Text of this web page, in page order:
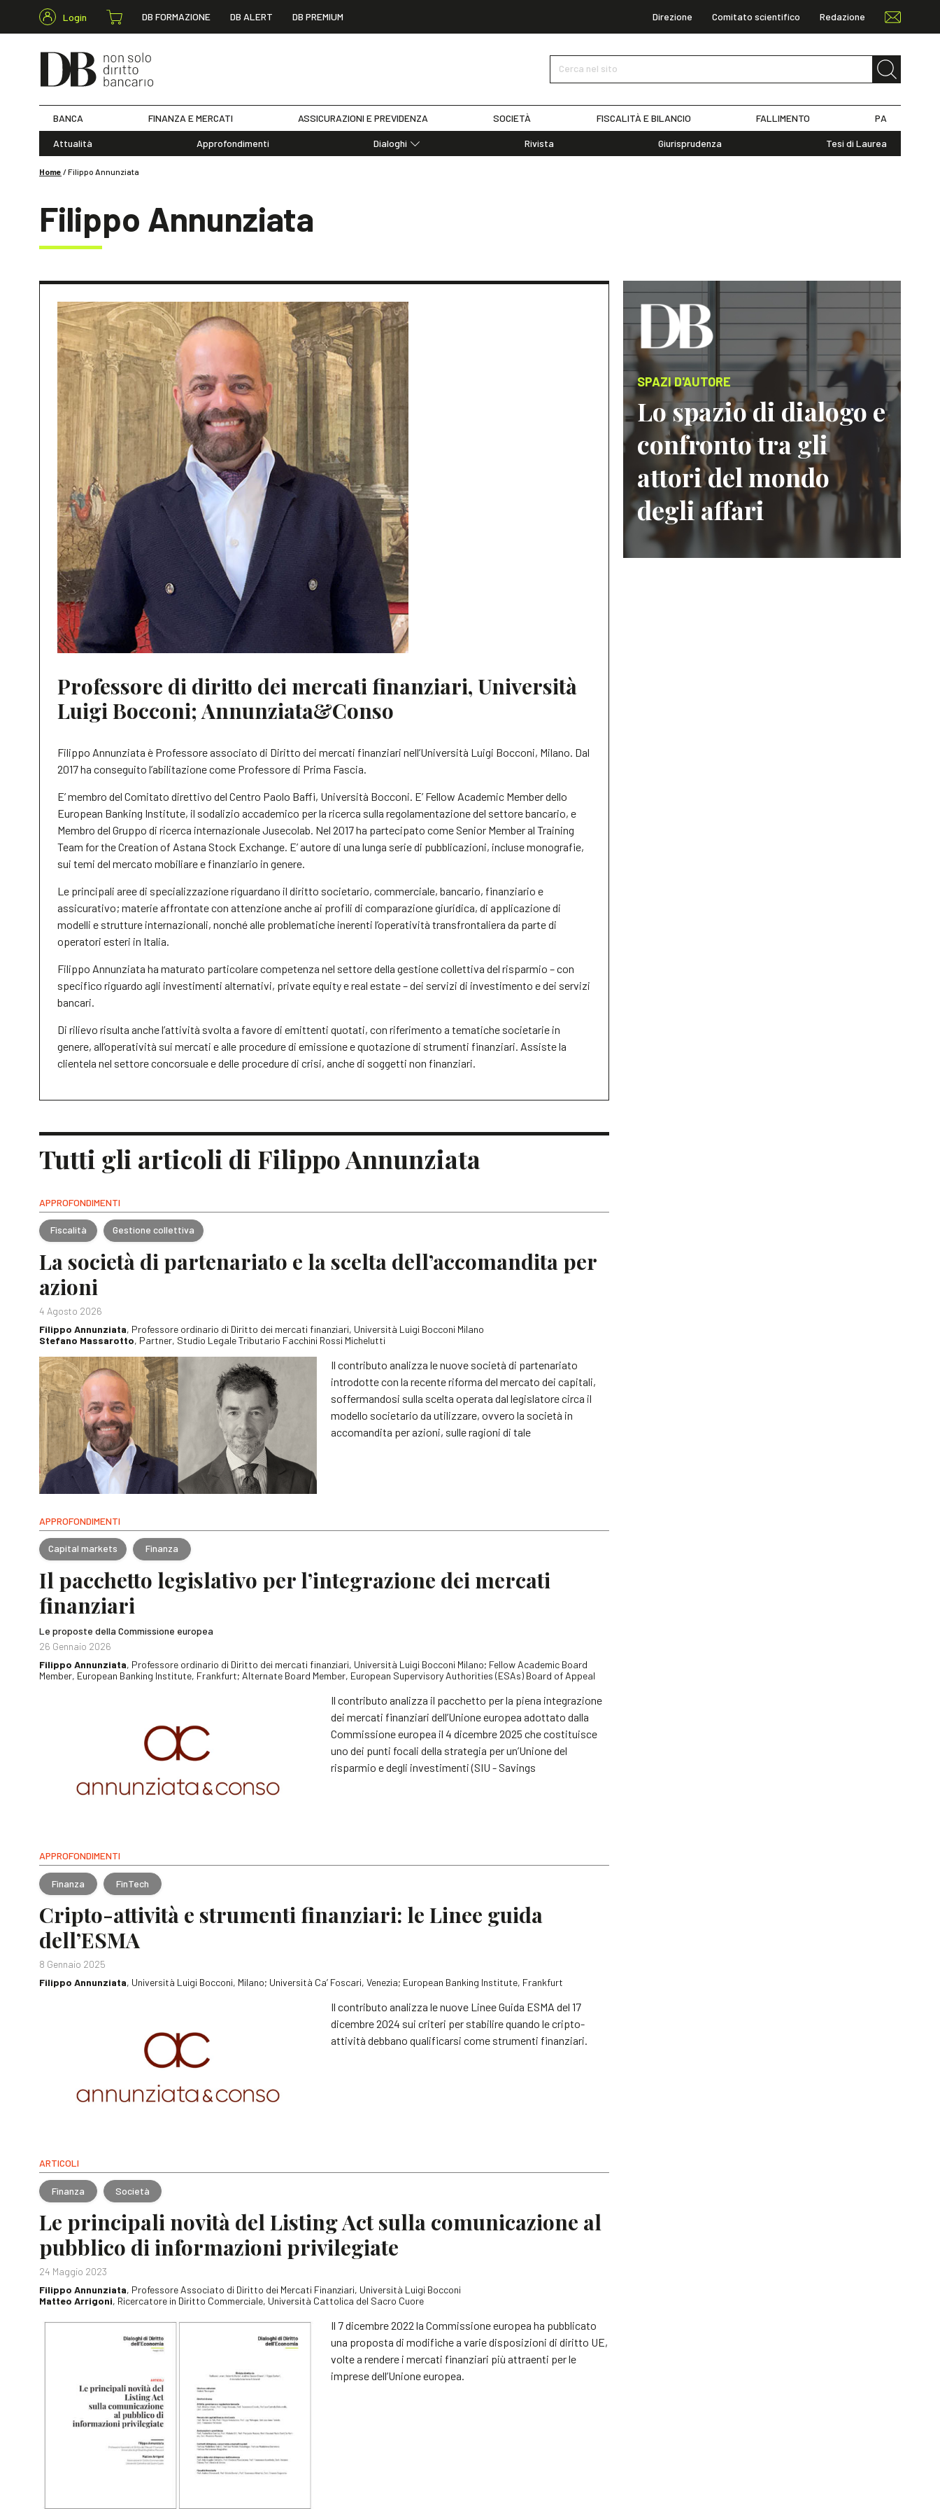
Login DB FORMAZIONE DB ALERT DB PREMIUM Direzione Comitato scientifico Redazione
Cerca nel sito
BANCA FINANZA E MERCATI ASSICURAZIONI E PREVIDENZA SOCIETÀ FISCALITÀ E BILANCIO FALLIMENTO PA
Attualità Approfondimenti
Dialoghi
Rivista Giurisprudenza Tesi di Laurea
Home /Filippo Annunziata
Filippo Annunziata
Professore di diritto dei mercati finanziari, Università
Luigi Bocconi; Annunziata&Conso
Filippo Annunziata è Professore associato di Diritto dei mercati finanziari nell’Università Luigi Bocconi, Milano. Dal
2017 ha conseguito l’abilitazione come Professore di Prima Fascia.
E’ membro del Comitato direttivo del Centro Paolo Baffi, Università Bocconi. E’ Fellow Academic Member dello
European Banking Institute, il sodalizio accademico per la ricerca sulla regolamentazione del settore bancario, e
Membro del Gruppo di ricerca internazionale Jusecolab. Nel 2017 ha partecipato come Senior Member al Training
Team for the Creation of Astana Stock Exchange. E’ autore di una lunga serie di pubblicazioni, incluse monografie,
sui temi del mercato mobiliare e finanziario in genere.
Le principali aree di specializzazione riguardano il diritto societario, commerciale, bancario, finanziario e
assicurativo; materie affrontate con attenzione anche ai profili di comparazione giuridica, di applicazione di
modelli e strutture internazionali, nonché alle problematiche inerenti l’operatività transfrontaliera da parte di
operatori esteri in Italia.
Filippo Annunziata ha maturato particolare competenza nel settore della gestione collettiva del risparmio – con
specifico riguardo agli investimenti alternativi, private equity e real estate – dei servizi di investimento e dei servizi
bancari.
Di rilievo risulta anche l’attività svolta a favore di emittenti quotati, con riferimento a tematiche societarie in
genere, all’operatività sui mercati e alle procedure di emissione e quotazione di strumenti finanziari. Assiste la
clientela nel settore concorsuale e delle procedure di crisi, anche di soggetti non finanziari.
Tutti gli articoli di Filippo Annunziata
APPROFONDIMENTI
Fiscalità Gestione collettiva
La società di partenariato e la scelta dell’accomandita per
azioni
4 Agosto 2026
Filippo Annunziata, Professore ordinario di Diritto dei mercati finanziari, Università Luigi Bocconi Milano
Stefano Massarotto, Partner, Studio Legale Tributario Facchini Rossi Michelutti
Il contributo analizza le nuove società di partenariato
introdotte con la recente riforma del mercato dei capitali,
soffermandosi sulla scelta operata dal legislatore circa il
modello societario da utilizzare, ovvero la società in
accomandita per azioni, sulle ragioni di tale
APPROFONDIMENTI
Capital markets Finanza
Il pacchetto legislativo per l’integrazione dei mercati
finanziari
Le proposte della Commissione europea
26 Gennaio 2026
Filippo Annunziata, Professore ordinario di Diritto dei mercati finanziari, Università Luigi Bocconi Milano; Fellow Academic Board
Member, European Banking Institute, Frankfurt; Alternate Board Member, European Supervisory Authorities (ESAs) Board of Appeal
Il contributo analizza il pacchetto per la piena integrazione
dei mercati finanziari dell’Unione europea adottato dalla
Commissione europea il 4 dicembre 2025 che costituisce
uno dei punti focali della strategia per un’Unione del
risparmio e degli investimenti (SIU - Savings
APPROFONDIMENTI
Finanza FinTech
Cripto-attività e strumenti finanziari: le Linee guida
dell’ESMA
8 Gennaio 2025
Filippo Annunziata, Università Luigi Bocconi, Milano; Università Ca’ Foscari, Venezia; European Banking Institute, Frankfurt
Il contributo analizza le nuove Linee Guida ESMA del 17
dicembre 2024 sui criteri per stabilire quando le cripto-
attività debbano qualificarsi come strumenti finanziari.
ARTICOLI
Finanza Società
Le principali novità del Listing Act sulla comunicazione al
pubblico di informazioni privilegiate
24 Maggio 2023
Filippo Annunziata, Professore Associato di Diritto dei Mercati Finanziari, Università Luigi Bocconi
Matteo Arrigoni, Ricercatore in Diritto Commerciale, Università Cattolica del Sacro Cuore
Il 7 dicembre 2022 la Commissione europea ha pubblicato
una proposta di modifiche a varie disposizioni di diritto UE,
volte a rendere i mercati finanziari più attraenti per le
imprese dell’Unione europea.
SPAZI D'AUTORE
Lo spazio di dialogo e
confronto tra gli
attori del mondo
degli affari